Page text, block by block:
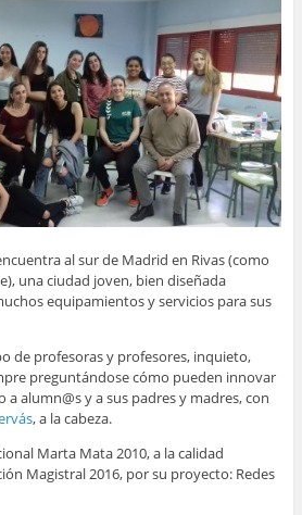
al sur de Madrid en Rivas (como
una ciudad joven, bien diseñada
equipamientos y servicios para sus
de profesoras y profesores, inquieto,
preguntándose cómo pueden innovar
alumn@s y a sus padres y madres, con
, a la cabeza.
Marta Mata 2010, a la calidad
Magistral 2016, por su proyecto: Redes